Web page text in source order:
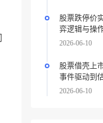
股票跌停价
弈逻辑与操
2026-06-10
股票借壳上
事件驱动到
2026-06-10